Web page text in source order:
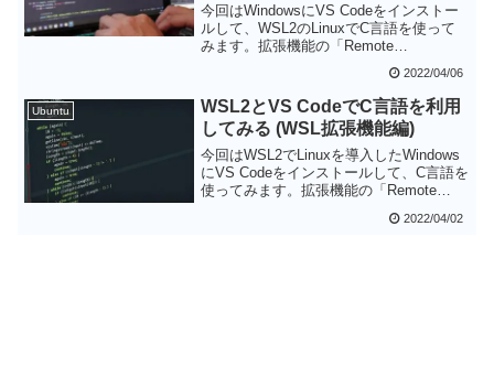
今回はWindowsにVS Codeをインストー
ルして、WSL2のLinuxでC言語を使って
みます。拡張機能の「Remote
用すると、WSL2のLinuxとSSHで接続で
きるようにしておけば、シームレスにC言
語プログラムのコーディング・コンパイ
ル・デバッグをできます。
2022/04/06
Ubuntu
WSL2とVS CodeでC言語を利用
してみる (WSL拡張機能編)
今回はWSL2でLinuxを導入したWindows
にVS Codeをインストールして、C言語を
使ってみます。拡張機能の「Remote
CodeとWSL2を連携させると、Linuxのコ
2022/04/02